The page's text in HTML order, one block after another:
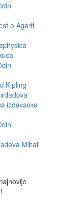
o Agarti
Kipling
Mihail